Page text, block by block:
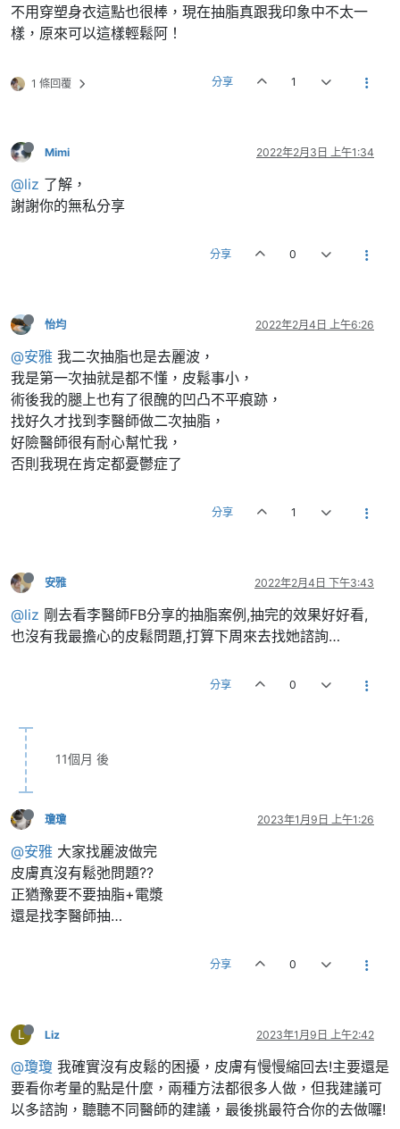
不用穿塑身衣這點也很棒，現在抽脂真跟我印象中不太一
樣，原來可以這樣輕鬆阿！
1 條回覆 分享 1
Mimi 2022年2月3日 上午1:34
@liz 了解，
謝謝你的無私分享
分享 0
怡均 2022年2月4日 上午6:26
@安雅 我二次抽脂也是去麗波，
我是第一次抽就是都不懂，皮鬆事小，
術後我的腿上也有了很醜的凹凸不平痕跡，
找好久才找到李醫師做二次抽脂，
好險醫師很有耐心幫忙我，
否則我現在肯定都憂鬱症了
分享 1
安雅 2022年2月4日 下午3:43
@liz 剛去看李醫師FB分享的抽脂案例,抽完的效果好好看,
也沒有我最擔心的皮鬆問題,打算下周來去找她諮詢…
分享 0
11個月 後
瓊瓊 2023年1月9日 上午1:26
@安雅 大家找麗波做完
皮膚真沒有鬆弛問題??
正猶豫要不要抽脂+電漿
還是找李醫師抽…
分享 0
L Liz 2023年1月9日 上午2:42
@瓊瓊 我確實沒有皮鬆的困擾，皮膚有慢慢縮回去!主要還是
要看你考量的點是什麼，兩種方法都很多人做，但我建議可
以多諮詢，聽聽不同醫師的建議，最後挑最符合你的去做囉!